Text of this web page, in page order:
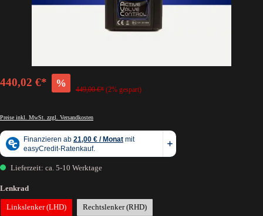
440,02 €* %
449,00 €* (2% gespart)
Preise inkl. MwSt. zzgl. Versandkosten
Lieferzeit: ca. 5-10 Werktage
Lenkrad
Linkslenker (LHD) Rechtslenker (RHD)